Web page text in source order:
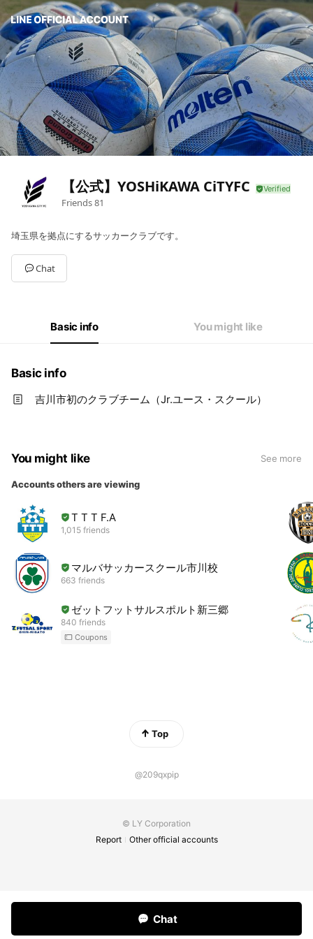
【公式】YOSHiKAWA CiTYFC
Friends81
埼玉県を拠点にするサッカークラブです。
Chat
Basic info You might like
Basic info
吉川市初のクラブチーム（Jr.ユース・スクール）
You might like See more
Accounts others are viewing
T T T F.A
1,015 friends
マルバサッカースクール市川校
663 friends
ゼットフットサルスポルト新三郷
840 friends
Coupons
Top
@209qxpip
© LY Corporation
Report
Other official accounts
Chat